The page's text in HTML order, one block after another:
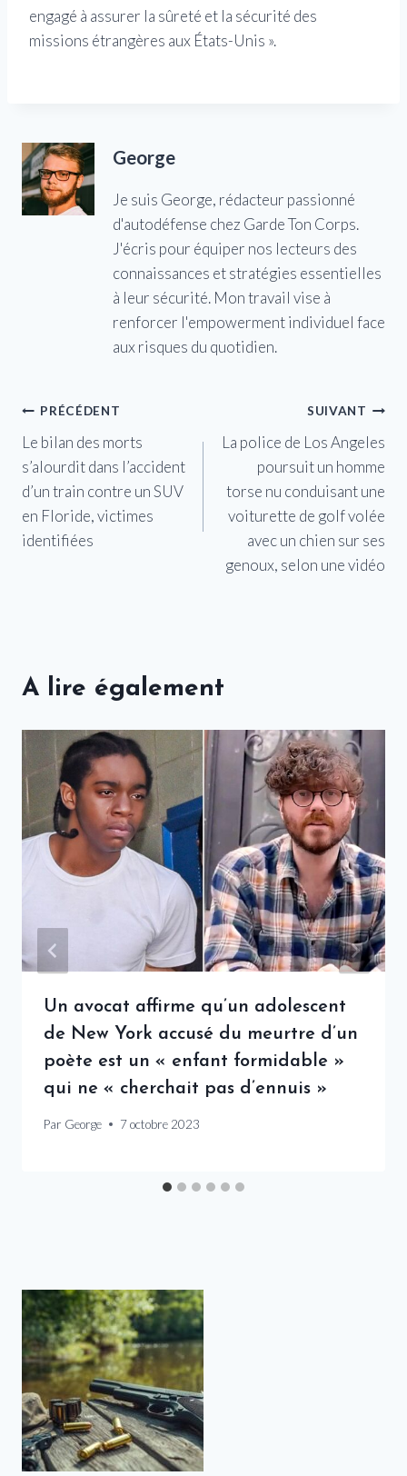
engagé à assurer la sûreté et la sécurité des
missions étrangères aux États-Unis ».
George
Je suis George, rédacteur passionné
d'autodéfense chez Garde Ton Corps.
J'écris pour équiper nos lecteurs des
connaissances et stratégies essentielles
à leur sécurité. Mon travail vise à
renforcer l'empowerment individuel face
aux risques du quotidien.
Navigation
de
l’article
PRÉCÉDENT
Le bilan des morts
s’alourdit dans l’accident
d’un train contre un SUV
en Floride, victimes
identifiées
SUIVANT
La police de Los Angeles
poursuit un homme
torse nu conduisant une
voiturette de golf volée
avec un chien sur ses
genoux, selon une vidéo
A lire également
Un avocat affirme qu’un adolescent
de New York accusé du meurtre d’un
poète est un « enfant formidable »
qui ne « cherchait pas d’ennuis »
Par George 7 octobre 2023